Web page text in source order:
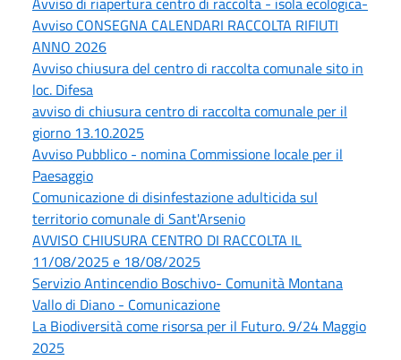
Avviso CONSEGNA CALENDARI RACCOLTA RIFIUTI
ANNO 2026
Avviso chiusura del centro di raccolta comunale sito in
loc. Difesa
avviso di chiusura centro di raccolta comunale per il
giorno 13.10.2025
Avviso Pubblico - nomina Commissione locale per il
Paesaggio
Comunicazione di disinfestazione adulticida sul
territorio comunale di Sant'Arsenio
AVVISO CHIUSURA CENTRO DI RACCOLTA IL
11/08/2025 e 18/08/2025
Servizio Antincendio Boschivo- Comunità Montana
Vallo di Diano - Comunicazione
La Biodiversità come risorsa per il Futuro. 9/24 Maggio
2025